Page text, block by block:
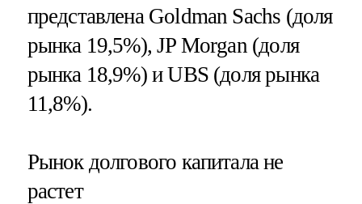
представлена Goldman Sachs (доля
рынка 19,5%), JP Morgan (доля
рынка 18,9%) и UBS (доля рынка
11,8%).
Рынок долгового капитала не
растет